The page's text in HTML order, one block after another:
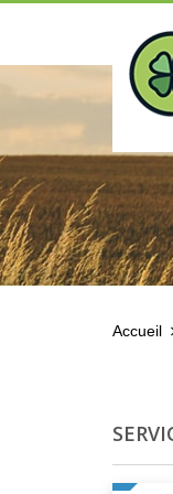
Accueil